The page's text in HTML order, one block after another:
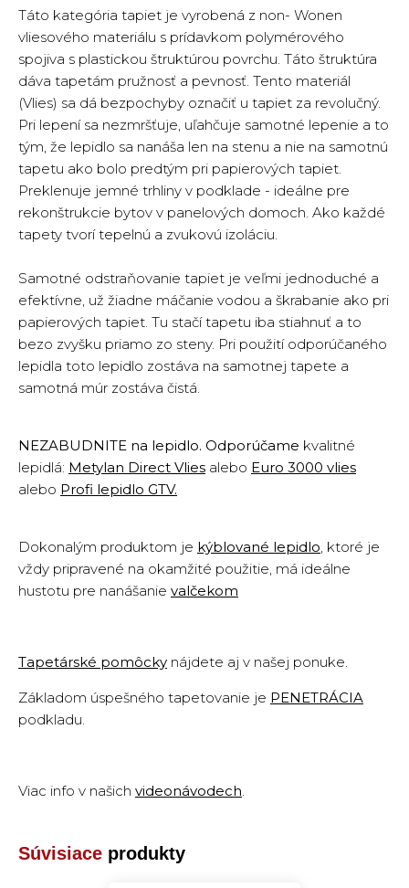
Táto kategória tapiet je vyrobená z non- Wonen
vliesového materiálu s prídavkom polymérového
spojiva s plastickou štruktúrou povrchu. Táto štruktúra
dáva tapetám pružnosť a pevnosť. Tento materiál
(Vlies) sa dá bezpochyby označiť u tapiet za revolučný.
Pri lepení sa nezmršťuje, uľahčuje samotné lepenie a to
tým, že lepidlo sa nanáša len na stenu a nie na samotnú
tapetu ako bolo predtým pri papierových tapiet.
Preklenuje jemné trhliny v podklade - ideálne pre
rekonštrukcie bytov v panelových domoch. Ako každé
tapety tvorí tepelnú a zvukovú izoláciu.
Samotné odstraňovanie tapiet je veľmi jednoduché a
efektívne, už žiadne máčanie vodou a škrabanie ako pri
papierových tapiet. Tu stačí tapetu iba stiahnuť a to
bezo zvyšku priamo zo steny. Pri použití odporúčaného
lepidla toto lepidlo zostáva na samotnej tapete a
samotná múr zostáva čistá.
NEZABUDNITE na lepidlo. Odporúčame kvalitné
lepidlá: Metylan Direct Vlies alebo Euro 3000 vlies
alebo Profi lepidlo GTV.
Dokonalým produktom je kýblované lepidlo, ktoré je
vždy pripravené na okamžité použitie, má ideálne
hustotu pre nanášanie valčekom
Tapetárské pomôcky nájdete aj v našej ponuke.
Základom úspešného tapetovanie je PENETRÁCIA
podkladu.
Viac info v našich videonávodech.
Súvisiace produkty